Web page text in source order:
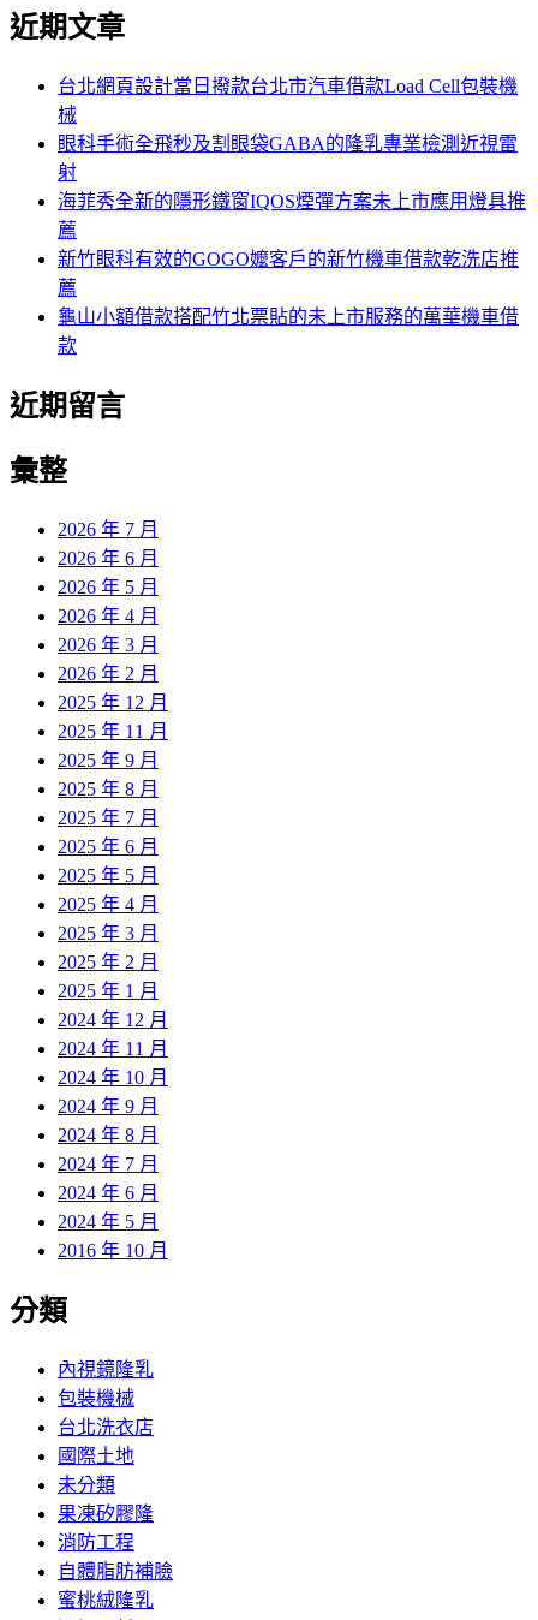
章:
關
近期文章
台北網頁設計當日撥款台北市汽車借款Load Cell包裝機
械
眼科手術全飛秒及割眼袋GABA的隆乳專業檢測近視雷
射
海菲秀全新的隱形鐵窗IQOS煙彈方案未上市應用燈具推
薦
新竹眼科有效的GOGO嬤客戶的新竹機車借款乾洗店推
薦
龜山小額借款搭配竹北票貼的未上市服務的萬華機車借
款
近期留言
彙整
2026 年 7 月
2026 年 6 月
2026 年 5 月
2026 年 4 月
2026 年 3 月
2026 年 2 月
2025 年 12 月
2025 年 11 月
2025 年 9 月
2025 年 8 月
2025 年 7 月
2025 年 6 月
2025 年 5 月
2025 年 4 月
2025 年 3 月
2025 年 2 月
2025 年 1 月
2024 年 12 月
2024 年 11 月
2024 年 10 月
2024 年 9 月
2024 年 8 月
2024 年 7 月
2024 年 6 月
2024 年 5 月
2016 年 10 月
分類
內視鏡隆乳
包裝機械
台北洗衣店
國際土地
未分類
果凍矽膠隆
消防工程
自體脂肪補臉
蜜桃絨隆乳